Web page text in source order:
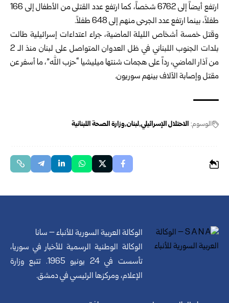
ارتفع أيضاً إلى 6762 شخصاً، كما ارتفع عدد القتلى من الأطفال إلى 166
طفلاً، بينما ارتفع عدد الجرحى منهم إلى 648 طفلاً.
وقتل خمسة أشخاص الليلة الماضية، جراء اعتداءات إسرائيلية طالت
بلدات الجنوب اللبناني في ظل العدوان المتواصل على لبنان منذ الـ 2
من آذار الماضي، رداً على هجمات شنتها ميليشيا “حزب الله”، ما أسفر عن
مقتل وإصابة الآلاف بينهم سوريون.
الوسوم: الاحتلال الإسرائيلي لبنان وزارة الصحة اللبنانية
الوكالة العربية السورية للأنباء – سانا
الوكالة الوطنية الرسمية للأخبار في سوريا،
تأسست في 24 يونيو 1965. تتبع وزارة
الإعلام، ومركزها الرئيسي في دمشق.